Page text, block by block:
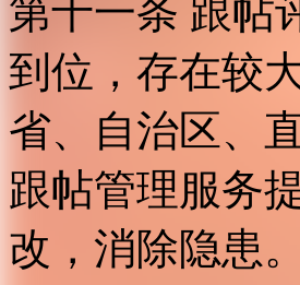
第十一条 跟帖
到位，存在较
省、自治区、
跟帖管理服务
改，消除隐患。